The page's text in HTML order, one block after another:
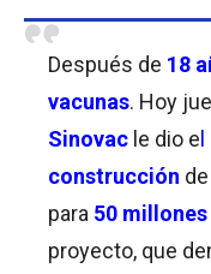
Después de 18
vacunas. Hoy
Sinovac le dio e
construcción
para 50
proyecto, que